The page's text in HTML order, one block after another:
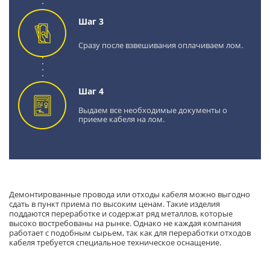
Шаг 3
Сразу после взвешивания оплачиваем лом.
Шаг 4
Выдаем все необходимые документы о
приеме кабеля на лом.
Демонтированные провода или отходы кабеля можно выгодно
сдать в пункт приема по высоким ценам. Такие изделия
поддаются переработке и содержат ряд металлов, которые
высоко востребованы на рынке. Однако не каждая компания
работает с подобным сырьем, так как для переработки отходов
кабеля требуется специальное техническое оснащение.